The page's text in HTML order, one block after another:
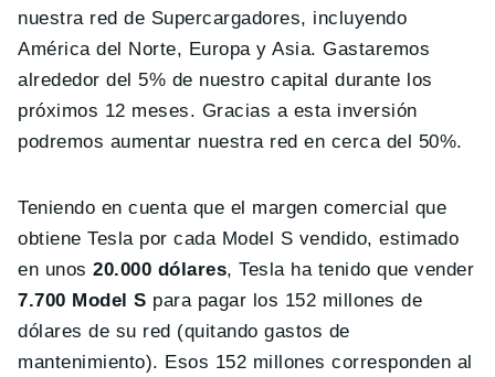
nuestra red de Supercargadores, incluyendo
América del Norte, Europa y Asia. Gastaremos
alrededor del 5% de nuestro capital durante los
próximos 12 meses. Gracias a esta inversión
podremos aumentar nuestra red en cerca del 50%.
Teniendo en cuenta que el margen comercial que
obtiene Tesla por cada Model S vendido, estimado
en unos20.000 dólares, Tesla ha tenido que vender
7.700 Model S para pagar los 152 millones de
dólares de su red (quitando gastos de
mantenimiento). Esos 152 millones corresponden al